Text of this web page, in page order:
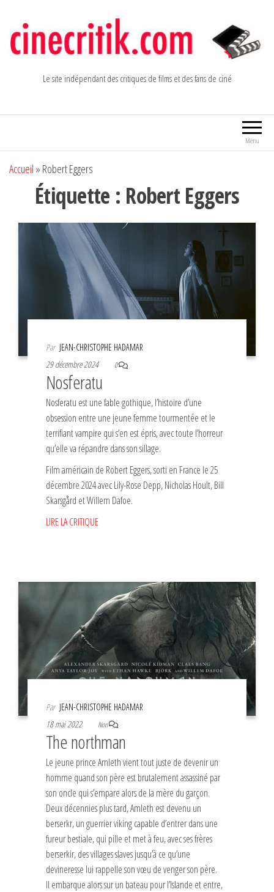
contenu
Le site indépendant des critiques de films et des fans de ciné
Menu
Accueil » Robert Eggers
Étiquette : Robert Eggers
Par JEAN-CHRISTOPHE HADAMAR
29 décembre 2024
0
Nosferatu
Nosferatu est une fable gothique, l’histoire d’une
obsession entre une jeune femme tourmentée et le
terrifiant vampire qui s’en est épris, avec toute l’horreur
qu’elle va répandre dans son sillage.
Film américain de Robert Eggers, sorti en France le 25
décembre 2024 avec Lily-Rose Depp, Nicholas Hoult, Bill
Skarsgård et Willem Dafoe.
LIRE LA CRITIQUE
Par JEAN-CHRISTOPHE HADAMAR
18 mai 2022
Non
The northman
Le jeune prince Amleth vient tout juste de devenir un
homme quand son père est brutalement assassiné par
son oncle qui s’empare alors de la mère du garçon.
Deux décennies plus tard, Amleth est devenu un
berserkr, un guerrier viking capable d’entrer dans une
fureur bestiale, qui pille et met à feu, avec ses frères
berserkir, des villages slaves jusqu’à ce qu’une
devineresse lui rappelle son vœu de venger son père.
Il embarque alors sur un bateau pour l’Islande et entre,